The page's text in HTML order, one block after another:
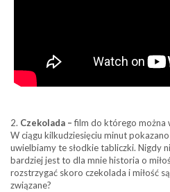
2. Czekolada –film do którego można
W ciągu kilkudziesięciu minut
uwielbiamy te słodkie tabliczki. Nigdy
bardziej jest to dla mnie historia o
rozstrzygać skoro czekolada i miłość
związane?